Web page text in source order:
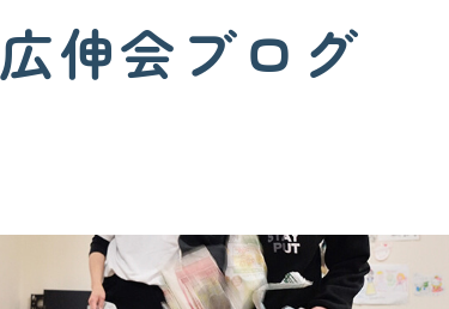
広伸会ブログ